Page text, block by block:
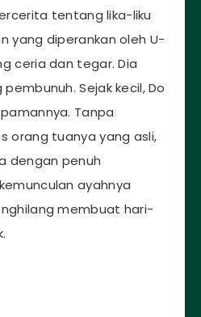
tentang lika-liku
yang diperankan oleh U-
ceria dan tegar. Dia
Sejak kecil, Do
Tanpa
orang tuanya yang asli,
dengan penuh
ayahnya
membuat hari-